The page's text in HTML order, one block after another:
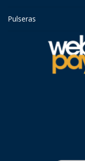
Pulseras